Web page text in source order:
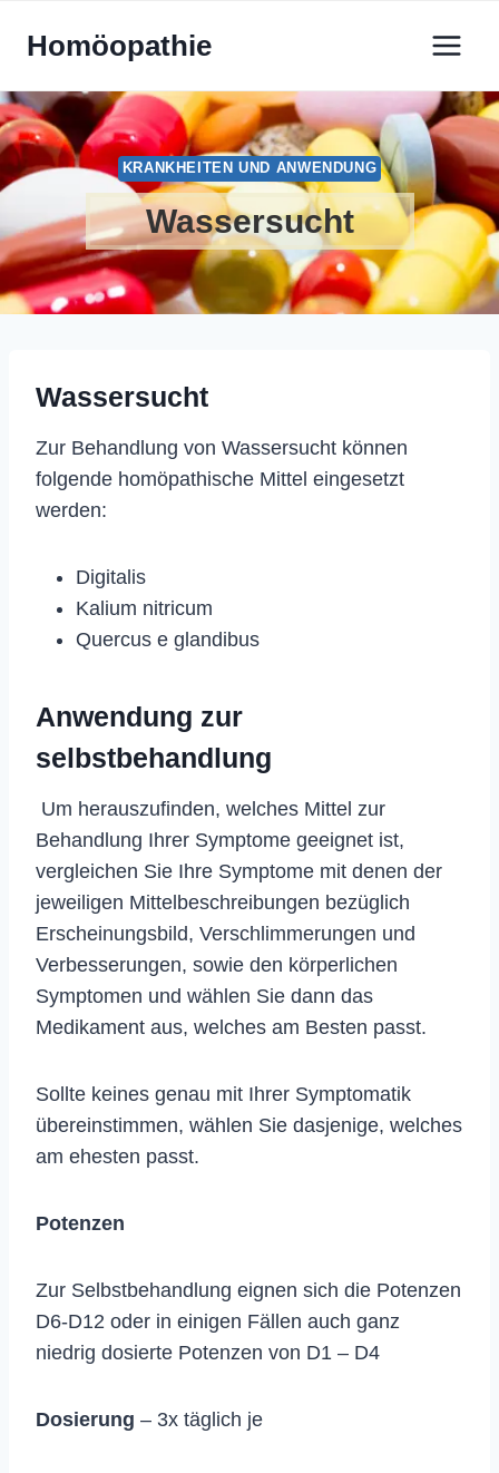
InhaltHomöopathie
KRANKHEITEN UND ANWENDUNG
Wassersucht
Wassersucht
Zur Behandlung von Wassersucht können
folgende homöpathische Mittel eingesetzt
werden:
Digitalis
Kalium nitricum
Quercus e glandibus
Anwendung zur
selbstbehandlung
Um herauszufinden, welches Mittel zur
Behandlung Ihrer Symptome geeignet ist,
vergleichen Sie Ihre Symptome mit denen der
jeweiligen Mittelbeschreibungen bezüglich
Erscheinungsbild, Verschlimmerungen und
Verbesserungen, sowie den körperlichen
Symptomen und wählen Sie dann das
Medikament aus, welches am Besten passt.
Sollte keines genau mit Ihrer Symptomatik
übereinstimmen, wählen Sie dasjenige, welches
am ehesten passt.
Potenzen
Zur Selbstbehandlung eignen sich die Potenzen
D6-D12 oder in einigen Fällen auch ganz
niedrig dosierte Potenzen von D1 – D4
Dosierung – 3x täglich je